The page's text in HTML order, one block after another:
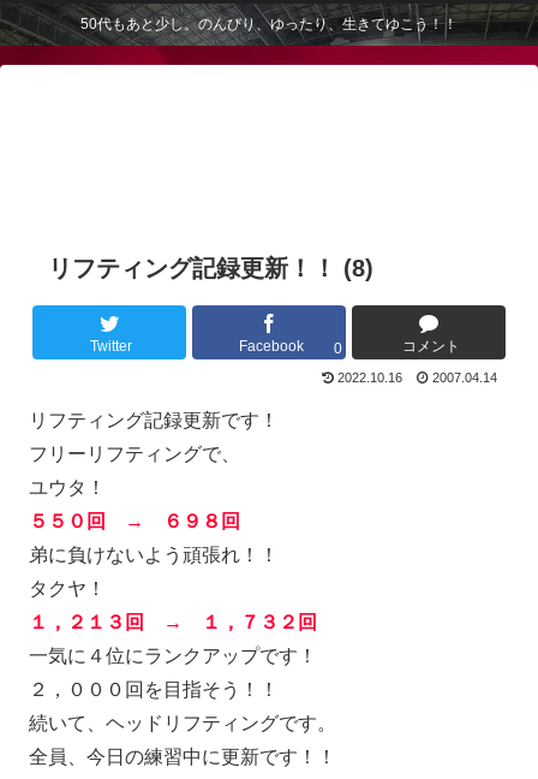
50代もあと少し。のんびり、ゆったり、生きてゆこう！！
リフティング記録更新！！ (8)
Twitter Facebook 0 コメント
2022.10.16 2007.04.14
リフティング記録更新です！
フリーリフティングで、
ユウタ！
５５０回 → ６９８回
弟に負けないよう頑張れ！！
タクヤ！
１，２１３回 → １，７３２回
一気に４位にランクアップです！
２，０００回を目指そう！！
続いて、ヘッドリフティングです。
全員、今日の練習中に更新です！！